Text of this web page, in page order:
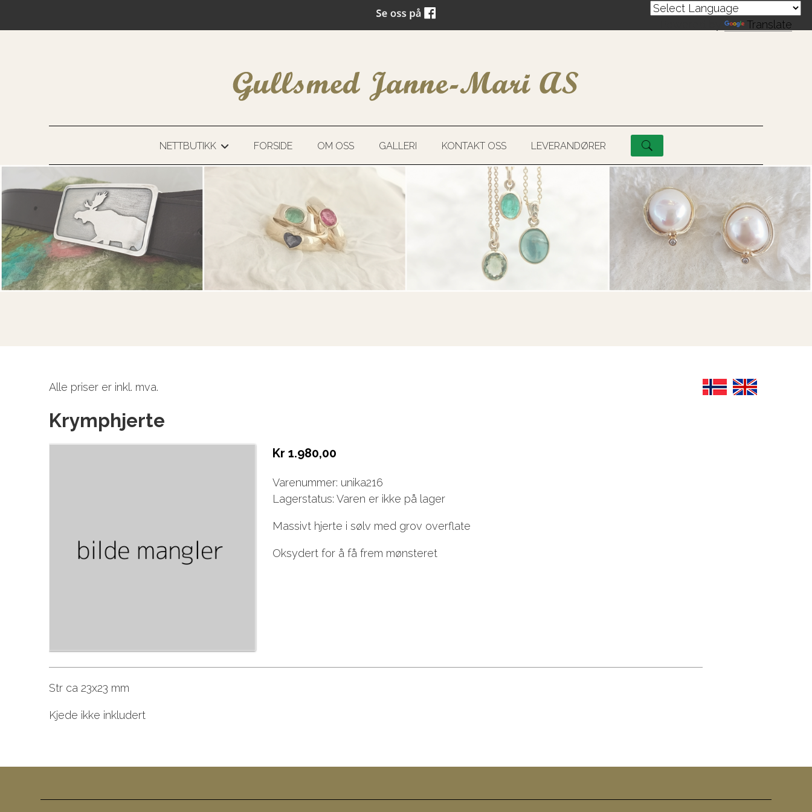
NETTBUTIKK FORSIDE OM OSS GALLERI KONTAKT OSS LEVERANDØRER
Alle priser er inkl. mva.
Krymphjerte
Kr 1.980,00
Varenummer: unika216
Lagerstatus: Varen er ikke på lager
Massivt hjerte i sølv med grov overflate
Oksydert for å få frem mønsteret
Str ca 23x23 mm
Kjede ikke inkludert
Translate